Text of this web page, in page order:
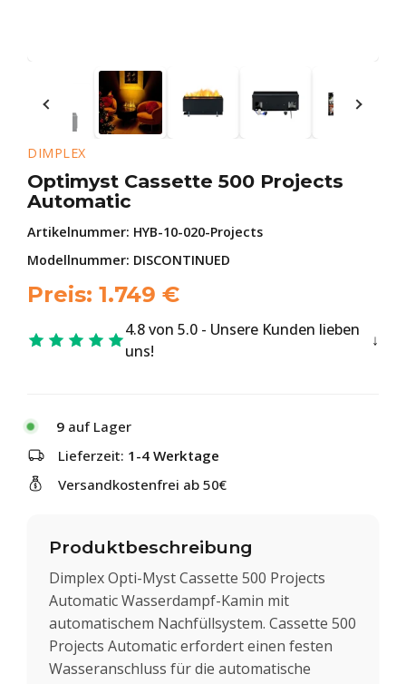
DIMPLEX
Optimyst Cassette 500 Projects
Automatic
Artikelnummer: HYB-10-020-Projects
Modellnummer: DISCONTINUED
Preis: 1.749 €
4.8 von 5.0 - Unsere Kunden lieben
uns!
9 auf Lager
Lieferzeit: 1-4 Werktage
Versandkostenfrei ab 50€
Produktbeschreibung
Dimplex Opti-Myst Cassette 500 Projects
Automatic Wasserdampf-Kamin mit
automatischem Nachfüllsystem. Cassette 500
Projects Automatic erfordert einen festen
Wasseranschluss für die automatische